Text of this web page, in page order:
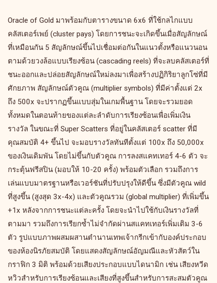
Oracle of Gold มาพร้อมกับตารางขนาด 6x6 ที่ใช้กลไกแบบ
คลัสเตอร์เพย์ (cluster pays) โดยการชนะจะเกิดขึ้นเมื่อสัญลักษณ์
ที่เหมือนกัน 5 สัญลักษณ์ขึ้นไปเชื่อมต่อกันในแนวตั้งหรือแนวนอน
ตามด้วยวงล้อแบบเรียงซ้อน (cascading reels) ที่จะลบคลัสเตอร์ที่
ชนะออกและปล่อยสัญลักษณ์ใหม่ลงมาเพื่อสร้างปฏิกิริยาลูกโซ่ที่มี
ศักยภาพ สัญลักษณ์ตัวคูณ (multiplier symbols) ที่มีค่าตั้งแต่ 2x
ถึง 500x จะปรากฏขึ้นแบบสุ่มในเกมพื้นฐาน โดยจะรวมยอด
ทั้งหมดในตอนท้ายของแต่ละลำดับการเรียงซ้อนเพื่อเพิ่มเงิน
รางวัล ในขณะที่ Super Scatters ที่อยู่ในคลัสเตอร์ scatter ที่มี
คุณสมบัติ 4+ ขึ้นไป จะมอบรางวัลทันทีตั้งแต่ 100x ถึง 50,000x
ของเงินเดิมพัน โดยไม่ขึ้นกับตัวคูณ การลงสแคทเทอร์ 4-6 ตัว จะ
กระตุ้นฟรีสปิน (มอบให้ 10-20 ครั้ง) พร้อมตัวเลือก รวมถึงการ
เล่นแบบมาตรฐานหรือเวอร์ชันที่ปรับปรุงให้ดีขึ้น ซึ่งมีตัวคูณ wild
ที่สูงขึ้น (สูงสุด 3x-4x) และตัวคูณรวม (global multiplier) ที่เพิ่มขึ้น
+1x หลังจากการชนะแต่ละครั้ง โดยจะนำไปใช้กับเงินรางวัลที่
ตามมา รวมถึงการเรียกซ้ำไม่จำกัดผ่านสแคทเทอร์เพิ่มเติม 3-6
ตัว รูปแบบภาพผสมผสานตำนานเทพเจ้ากรีกเข้ากับองค์ประกอบ
ของห้องนิรภัยสมบัติ โดยแสดงสัญลักษณ์อัญมณีและหัวสัตว์ใน
กราฟิก 3 มิติ พร้อมด้วยเสียงประกอบแบบไดนามิก เช่น เสียงหวีด
หวิวสำหรับการเรียงซ้อนและเสียงที่สูงขึ้นสำหรับการสะสมตัวคูณ